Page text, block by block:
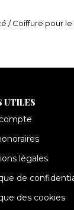
Coiffure pour
UTILES
légales
de
des cookies